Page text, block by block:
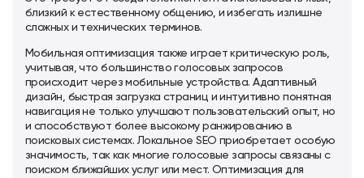
близкий к естественному общению, и избегать излишне
сложных и технических терминов.
Мобильная оптимизация также играет критическую роль,
учитывая, что большинство голосовых запросов
происходит через мобильные устройства. Адаптивный
дизайн, быстрая загрузка страниц и интуитивно понятная
навигация не только улучшают пользовательский опыт, но
и способствуют более высокому ранжированию в
поисковых системах. Локальное SEO приобретает особую
значимость, так как многие голосовые запросы связаны с
поиском ближайших услуг или мест. Оптимизация для